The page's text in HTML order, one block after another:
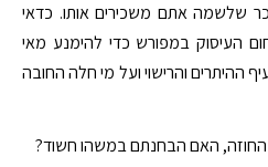
שלשמה אתם משכירים אותו. כדאי
העיסוק במפורש כדי להימנע מאי
ההיתרים והרישוי ועל מי חלה החובה
האם הבחנתם במשהו חשוד?